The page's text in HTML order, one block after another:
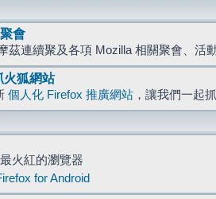
會
茲連續聚及各項 Mozilla 相關聚會、活
狐網站
個人化 Firefox 推廣網站 ，讓我們一起
火紅的瀏覽器
for Android